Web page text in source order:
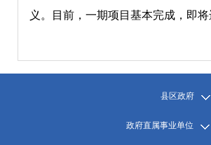
义。目前，一期项目基本完成，即
县区政府
政府直属事业单位